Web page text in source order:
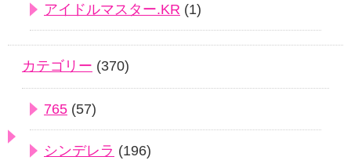
アイドルマスター.KR (1)
カテゴリー (370)
765 (57)
シンデレラ (196)